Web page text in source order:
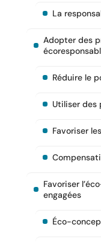
La
Adopter des
Réduire le
Utiliser des
Favoriser
Favoriser
engagées
Éco-